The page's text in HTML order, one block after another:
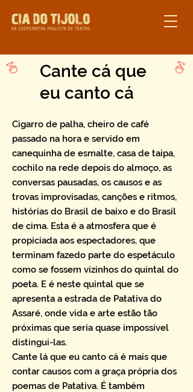
Cante cá que
eu canto cá
Cigarro de palha, cheiro de café
passado na hora e servido em
canequinha de esmalte, casa de taipa,
cochilo na rede depois do almoço, as
conversas pausadas, os causos e as
trovas improvisadas, canções e ritmos,
histórias do Brasil de baixo e do Brasil
de cima. Esta é a atmosfera que é
propiciada aos espectadores, que
terminam fazedo parte do espetáculo
como se fossem vizinhos do quintal do
poeta. E é neste quintal que se
apresenta a estrada de Patativa do
Assaré, onde vida e arte estão tão
próximas que seria quase impossível
distingui-las.
Cante lá que eu canto cá é mais que
contar causos com a graça própria dos
poemas de Patativa. É também